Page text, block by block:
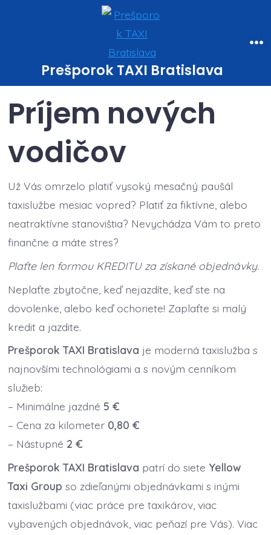
Prešporok TAXI Bratislava
Príjem nových
vodičov
Už Vás omrzelo platiť vysoký mesačný paušál
taxislužbe mesiac vopred? Platiť za fiktívne, alebo
neatraktívne stanovištia? Nevychádza Vám to preto
finančne a máte stres?
Plaťte len formou KREDITU za získané objednávky.
Neplaťte zbytočne, keď nejazdíte, keď ste na
dovolenke, alebo keď ochoriete! Zaplaťte si malý
kredit a jazdite.
Prešporok TAXI Bratislava je moderná taxislužba s
najnovšími technológiami a s novým cenníkom
služieb:
– Minimálne jazdné 5 €
– Cena za kilometer 0,80 €
– Nástupné 2 €
Prešporok TAXI Bratislava patrí do siete Yellow
Taxi Group so zdieľanými objednávkami s inými
taxislužbami (viac práce pre taxikárov, viac
vybavených objednávok, viac peňazí pre Vás). Viac